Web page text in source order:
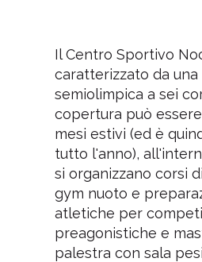
Il Centro Sportivo
caratterizzato da una
semiolimpica a sei
copertura può
mesi estivi (ed è
tutto l'anno),
si organizzano corsi
gym nuoto e
atletiche per
preagonistiche e
palestra con sala